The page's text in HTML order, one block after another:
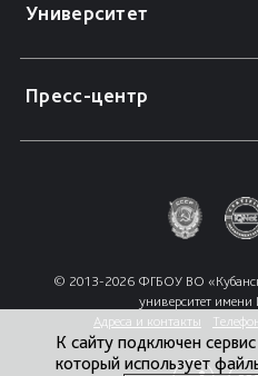
Университет
Пресс-центр
© 2013-2026 ФГБОУ ВО
университет
Адреса и контакты
К сайту подключен
который использует